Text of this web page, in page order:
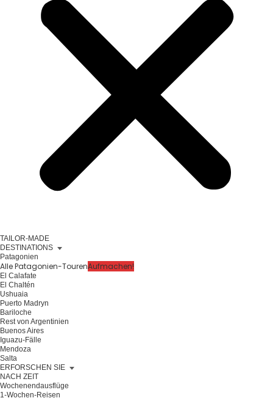
TAILOR-MADE
DESTINATIONS
Patagonien
Alle Patagonien-TourenAufmachen!
El Calafate
El Chaltén
Ushuaia
Puerto Madryn
Bariloche
Rest von Argentinien
Buenos Aires
Iguazu-Fälle
Mendoza
Salta
ERFORSCHEN SIE
NACH ZEIT
Wochenendausflüge
1-Wochen-Reisen